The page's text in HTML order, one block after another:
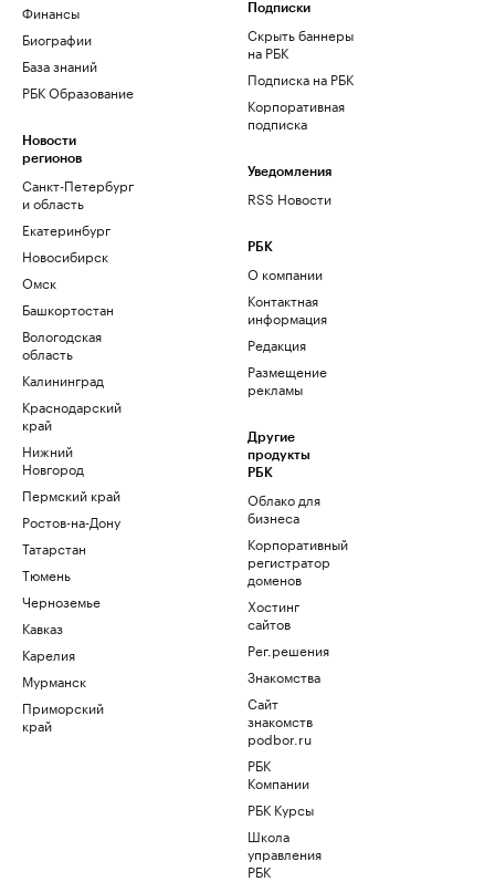
Финансы
Биографии
База знаний
РБК Образование
Новости
регионов
Санкт-Петербург
и область
Екатеринбург
Новосибирск
Омск
Башкортостан
Вологодская
область
Калининград
Краснодарский
край
Нижний
Новгород
Пермский край
Ростов-на-Дону
Татарстан
Тюмень
Черноземье
Кавказ
Карелия
Мурманск
Приморский
край
Подписки
Скрыть баннеры
на РБК
Подписка на РБК
Корпоративная
подписка
Уведомления
RSS Новости
РБК
О компании
Контактная
информация
Редакция
Размещение
рекламы
Другие
продукты
РБК
Облако для
бизнеса
Корпоративный
регистратор
доменов
Хостинг
сайтов
Рег.решения
Знакомства
Сайт
знакомств
podbor.ru
РБК
Компании
РБК Курсы
Школа
управления
РБК